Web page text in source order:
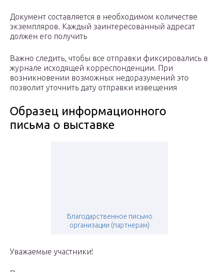
Документ составляется в необходимом количестве
экземпляров. Каждый заинтересованный адресат
должен его получить
Важно следить, чтобы все отправки фиксировались в
журнале исходящей корреспонденции. При
возникновении возможных недоразумений это
позволит уточнить дату отправки извещения
Образец информационного
письма о выставке
Благодарственное письмо
организации (партнерам)
Уважаемые участники!